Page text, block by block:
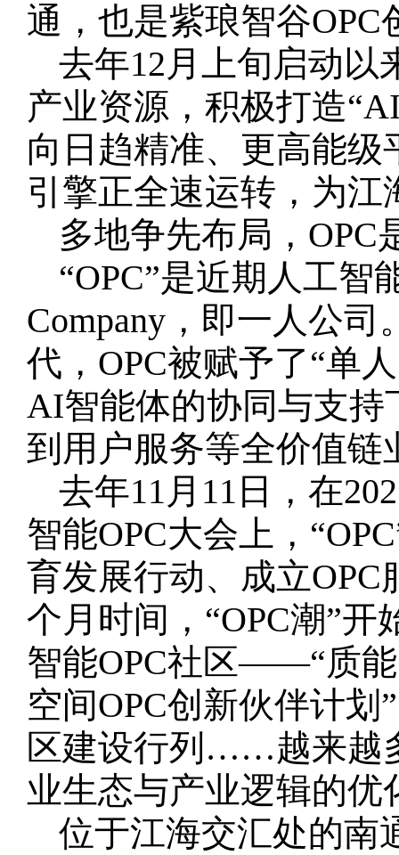
通，也是紫琅智谷
去年12月上旬启动以
产业资源，积极打造
向日趋精准、更高能
引擎正全速运转，为
多地争先布局，OPC
“OPC”是近期人工智
Company，即一人公
代，OPC被赋予了“单
AI智能体的协同与支持
到用户服务等全价值链
去年11月11日，在
智能OPC大会上，
育发展行动、成立
个月时间，“OPC潮”
智能OPC社区——“质能
空间OPC创新伙伴计划
区建设行列……越来越
业生态与产业逻辑的优
位于江海交汇处的南